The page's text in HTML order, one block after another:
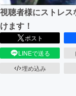
視聴者様にストレス
けます！
ポスト
LINEで送る
埋め込み